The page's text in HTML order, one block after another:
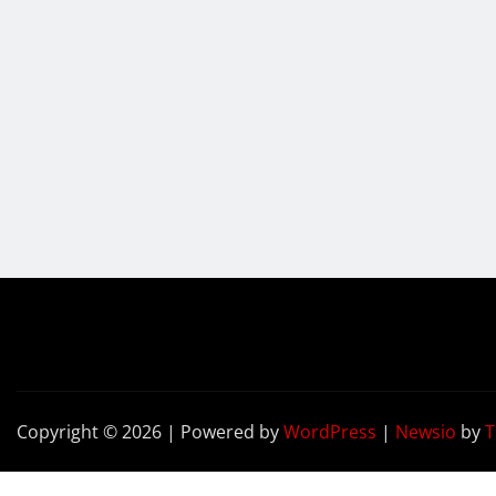
Copyright © 2026 | Powered byWordPress | Newsio by